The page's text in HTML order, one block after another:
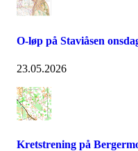
O-løp på Staviåsen
23.05.2026
Kretstrening på